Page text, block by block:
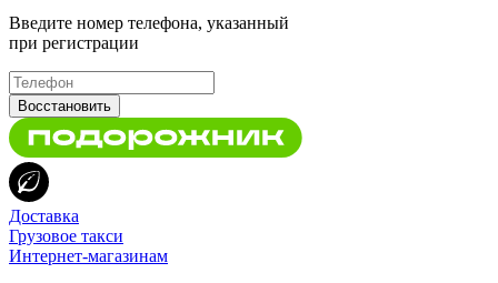
Введите номер телефона, указанный
при регистрации
Восстановить
Доставка
Грузовое такси
Интернет-магазинам